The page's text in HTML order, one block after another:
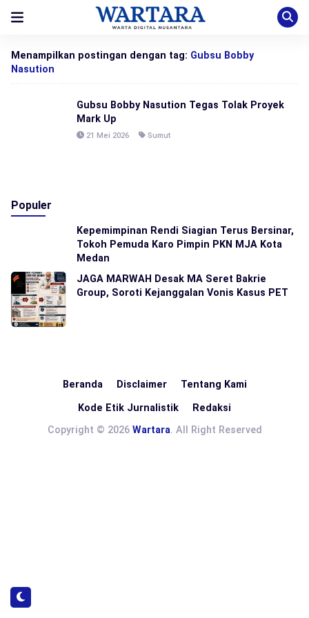
Menampilkan postingan dengan tag: Gubsu Bobby
Nasution
Gubsu Bobby Nasution Tegas Tolak Proyek
Mark Up
21 Mei 2026 Sumut
Populer
Kepemimpinan Rendi Siagian Terus Bersinar,
Tokoh Pemuda Karo Pimpin PKN MJA Kota
Medan
JAGA MARWAH Desak MA Seret Bakrie
Group, Soroti Kejanggalan Vonis Kasus PET
Beranda Disclaimer Tentang Kami
Kode Etik Jurnalistik
Redaksi
Copyright © 2026 Wartara. All Right Reserved